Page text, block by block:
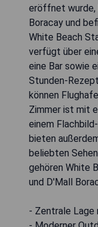
eröffnet
Boracay und
White Beach
verfügt über
eine Bar sowie
Stunden-
können
Zimmer ist mit
einem
bieten
beliebten
gehören White
und D'Mall
- Zentrale Lage